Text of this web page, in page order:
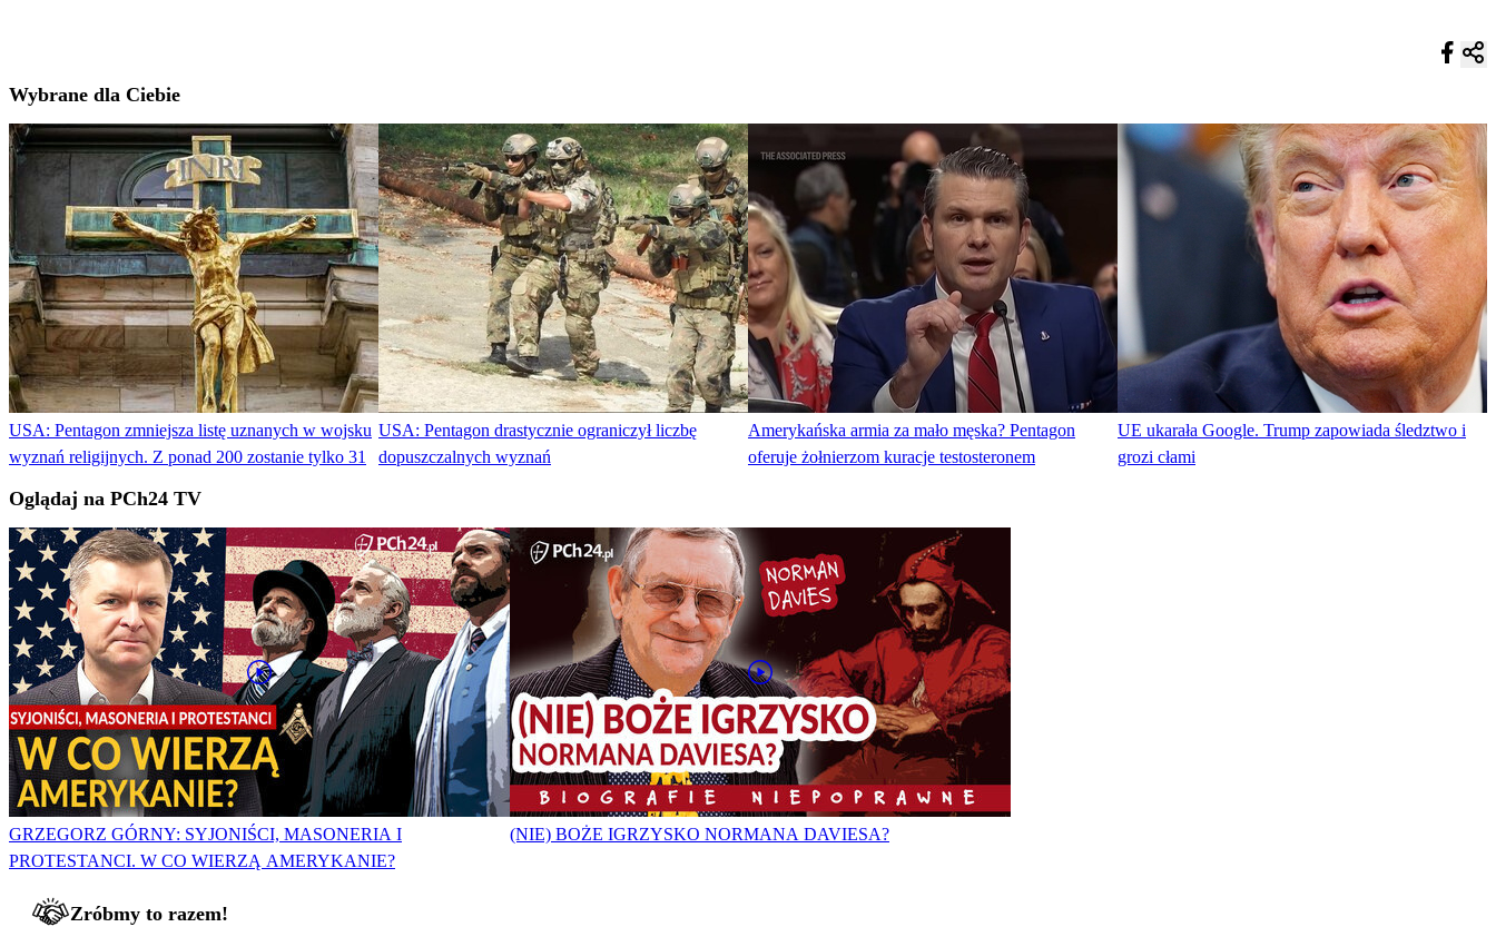
Wybrane dla Ciebie
USA: Pentagon zmniejsza listę uznanych w wojsku
wyznań religijnych. Z ponad 200 zostanie tylko 31
USA: Pentagon drastycznie ograniczył liczbę
dopuszczalnych wyznań
Amerykańska armia za mało męska? Pentagon
oferuje żołnierzom kuracje testosteronem
UE ukarała Google. Trump zapowiada śledztwo i
grozi cłami
Oglądaj na PCh24 TV
GRZEGORZ GÓRNY: SYJONIŚCI, MASONERIA I
PROTESTANCI. W CO WIERZĄ AMERYKANIE?
(NIE) BOŻE IGRZYSKO NORMANA DAVIESA?
Zróbmy to razem!